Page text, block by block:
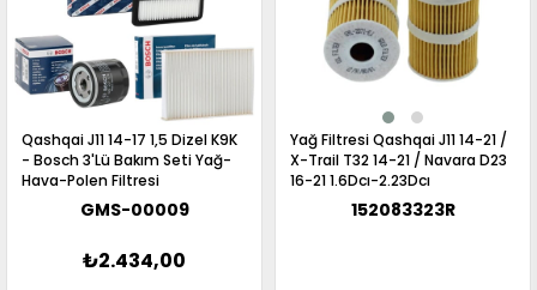
Qashqai J11 14-17 1,5 Dizel K9K
- Bosch 3'Lü Bakım Seti Yağ-
Hava-Polen Filtresi
GMS-00009
₺2.434,00
Yağ Filtresi Qashqai J11 14-21 /
X-Trail T32 14-21 / Navara D23
16-21 1.6Dcı-2.23Dcı
152083323R